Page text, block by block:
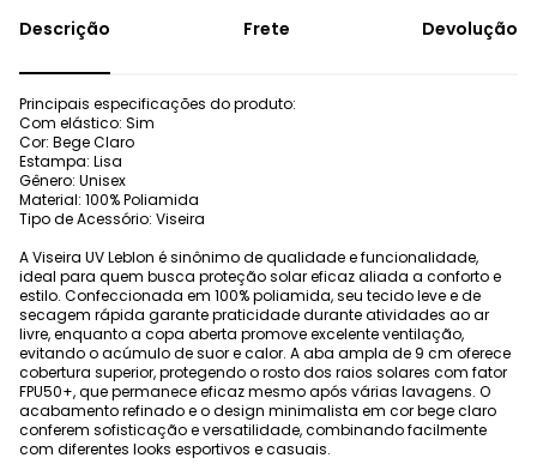
Frete Devolução
Principais especificações do produto:
Com elástico: Sim
Cor: Bege Claro
Estampa: Lisa
Gênero: Unisex
Material: 100% Poliamida
Tipo de Acessório: Viseira
A Viseira UV Leblon é sinônimo de qualidade e funcionalidade,
ideal para quem busca proteção solar eficaz aliada a conforto e
estilo. Confeccionada em 100% poliamida, seu tecido leve e de
secagem rápida garante praticidade durante atividades ao ar
livre, enquanto a copa aberta promove excelente ventilação,
evitando o acúmulo de suor e calor. A aba ampla de 9 cm oferece
cobertura superior, protegendo o rosto dos raios solares com fator
FPU50+, que permanece eficaz mesmo após várias lavagens. O
acabamento refinado e o design minimalista em cor bege claro
conferem sofisticação e versatilidade, combinando facilmente
com diferentes looks esportivos e casuais.